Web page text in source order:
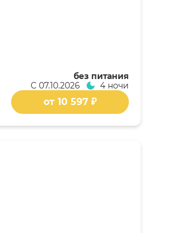
без питания
С 07.10.2026 4 ночи
от 10 597 ₽